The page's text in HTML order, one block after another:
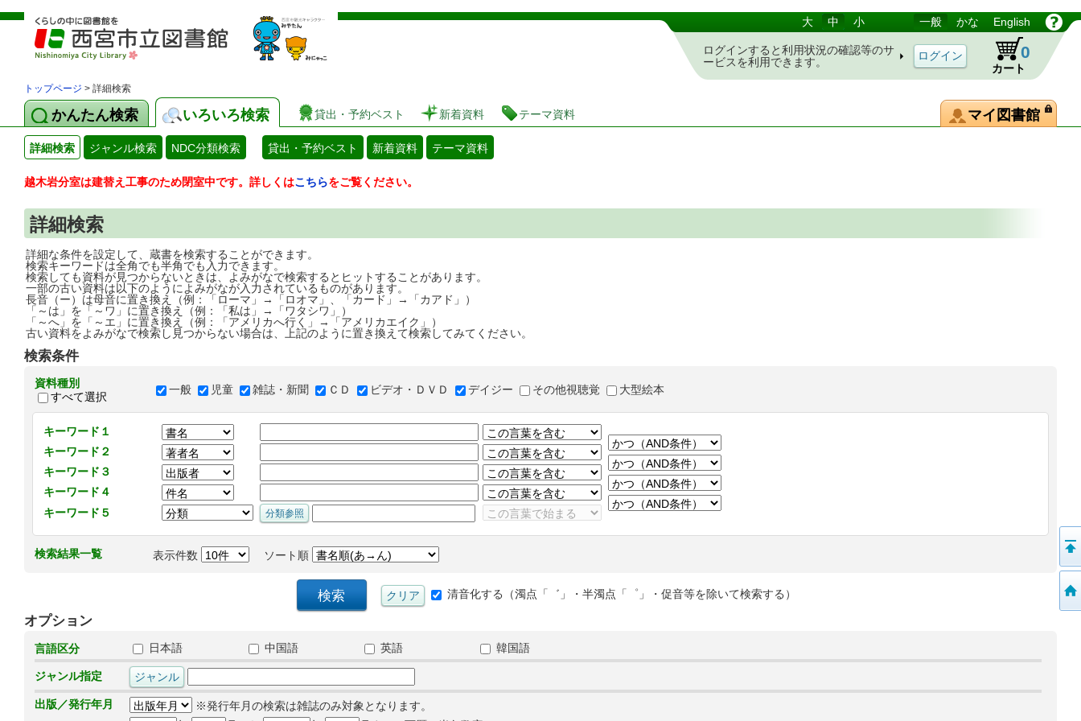
図書館 蔵書検索・予約システム 大 中 小 一般 かな English
ログインすると利用状況の確認等のサ
ービスを利用できます。
カート
0
トップページ > 詳細検索
かんたん検索 いろいろ検索 貸出・予約ベスト 新着資料 テーマ資料 マイ図書館
詳細検索 ジャンル検索 NDC分類検索 貸出・予約ベスト 新着資料 テーマ資料
越木岩分室は建替え工事のため閉室中です。詳しくはこちらをご覧ください。
詳細検索
詳細な条件を設定して、蔵書を検索することができます。
検索キーワードは全角でも半角でも入力できます。
検索しても資料が見つからないときは、よみがなで検索するとヒットすることがあります。
一部の古い資料は以下のようによみがなが入力されているものがあります。
長音（ー）は母音に置き換え（例：「ローマ」→「ロオマ」、「カード」→「カアド」）
「～は」を「～ワ」に置き換え（例：「私は」→「ワタシワ」）
「～へ」を「～エ」に置き換え（例：「アメリカへ行く」→「アメリカエイク」）
古い資料をよみがなで検索し見つからない場合は、上記のように置き換えて検索してみてください。
検索条件
資料種別
すべて選択
一般 児童 雑誌・新聞 ＣＤ ビデオ・ＤＶＤ デイジー その他視聴覚 大型絵本
キーワード１
キーワード２
キーワード３
キーワード４
キーワード５
検索結果一覧 表示件数 ソート順
清音化する（濁点「゛」・半濁点「゜」・促音等を除いて検索する）
オプション
言語区分 日本語 中国語 英語 韓国語
ジャンル指定
出版／発行年月
※発行年月の検索は雑誌のみ対象となります。